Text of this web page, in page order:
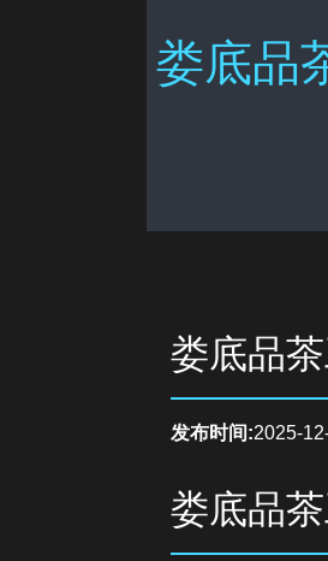
娄底品
娄底品
发布时间:2025-
娄底品